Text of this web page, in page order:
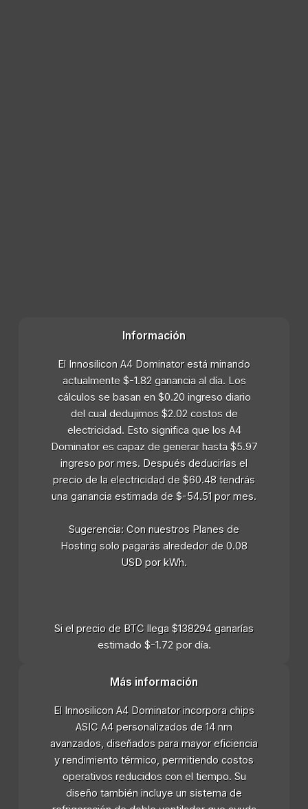
Información
El Innosilicon A4 Dominator está minando
actualmente $-1.82 ganancia al día. Los
cálculos se basan en $0.20 ingreso diario
del cual dedujimos $2.02 costos de
electricidad. Esto significa que los A4
Dominator es capaz de generar hasta $5.97
ingreso por mes. Después deducirías el
precio de la electricidad de $60.48 tendrás
una ganancia estimada de $-54.51 por mes.
Sugerencia: Con nuestros Planes de
Hosting solo pagarás alrededor de 0.08
USD por kWh.
Si el precio de BTC llega $138294 ganarías
estimado $-1.72 por día.
Más información
El Innosilicon A4 Dominator incorpora chips
ASIC A4 personalizados de 14 nm
avanzados, diseñados para mayor eficiencia
y rendimiento térmico, permitiendo costos
operativos reducidos con el tiempo. Su
diseño también incluye un sistema de